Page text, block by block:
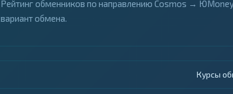
Рейтинг обменников по направлению Cosmos →
вариант обмена.
Курсы